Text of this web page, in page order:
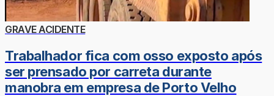
GRAVE ACIDENTE
Trabalhador fica com osso exposto após
ser prensado por carreta durante
manobra em empresa de Porto Velho